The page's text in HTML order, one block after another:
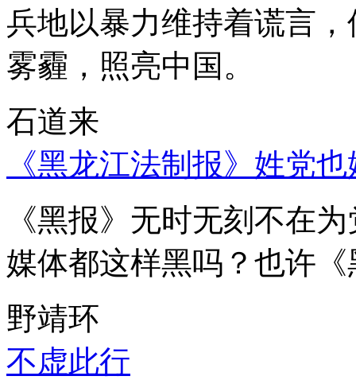
兵地以暴力维持着谎言
雾霾，照亮中国。
石道来
《黑龙江法制报》姓党
《黑报》无时无刻不在
媒体都这样黑吗？也许
野靖环
不虚此行